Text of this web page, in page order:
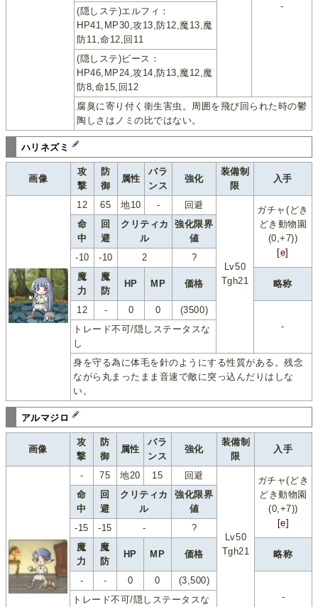
-
(隠しステ)エルフィ：
HP41,MP30,攻13,防12,魔13,魔
防11,命12,回11
(隠しステ)ビース：
HP46,MP24,攻14,防13,魔12,魔
防8,命15,回12
腐臭に寄り付く衛生害虫。周囲を飛び回られた時の鬱
陶しさはノミの比ではない。
ハリネズミ
画像
攻
撃
防
御
属性
バラ
ンス
強化
装備制
限
入手
12 65 地10 - 回避
Lv50
Tgh21
ガチャ(どき
どき動物園
(0,+7))
[e]
命
中
回
避
クリティカ
ル
強化限界
値
-10
-10 2
?
魔
力
魔
防
HP MP 価格 略称
12 - 0 0
(3500)
-
トレード不可/隠しステータスな
し
身を守る為に体毛を針のようにする性質がある。残念
ながら丸まったまま音速で敵に突っ込んだりはしな
い。
アルマジロ
画像
攻
撃
防
御
属性
バラ
ンス
強化
装備制
限
入手
- 75 地20 15 回避
Lv50
Tgh21
ガチャ(どき
どき動物園
(0,+7))
[e]
命
中
回
避
クリティカ
ル
強化限界
値
-15
-15 -
?
魔
力
魔
防
HP MP 価格 略称
- - 0 0
(3,500)
-
トレード不可/隠しステータスな